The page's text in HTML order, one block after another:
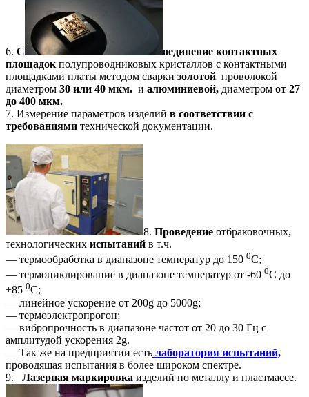
6. С
оединение контактных
площадок полупроводниковых кристаллов с контактными
площадками платы методом сварки золотой проволокой
диаметром 30 или 40 мкм. и алюминиевой, диаметром от 27
до 400 мкм.
7. Измерение параметров изделий в соответствии с
требованиями технической документации.
8. Проведение отбраковочных,
технологических испытаний в т.ч.
— термообработка в диапазоне температур до 150 0С;
— термоциклирование в диапазоне температур от -60 0С до
+85 0С;
— линейное ускорение от 200g до 5000g;
— термоэлектропрогон;
— вибропрочность в диапазоне частот от 20 до 30 Гц с
амплитудой ускорения 2g.
— Так же на предприятии есть лаборатория испытаний,
проводящая испытания в более широком спектре.
9. Лазерная маркировка изделий по металлу и пластмассе.